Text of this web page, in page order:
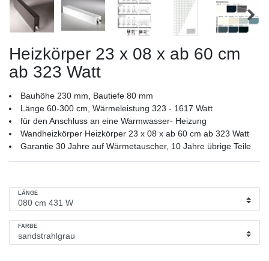
Heizkörper 23 x 08 x ab 60 cm
ab 323 Watt
Bauhöhe 230 mm, Bautiefe 80 mm
Länge 60-300 cm, Wärmeleistung 323 - 1617 Watt
für den Anschluss an eine Warmwasser- Heizung
Wandheizkörper Heizkörper 23 x 08 x ab 60 cm ab 323 Watt
Garantie 30 Jahre auf Wärmetauscher, 10 Jahre übrige Teile
LÄNGE
FARBE